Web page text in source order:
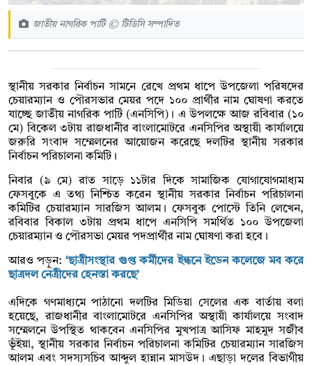
জাতীয় নাগরিক পার্টি © টিডিসি সম্পাদিত
স্থানীয় সরকার নির্বাচন সামনে রেখে প্রথম ধাপে উপজেলা পরিষদের
চেয়ারম্যান ও পৌরসভার মেয়র পদে ১০০ প্রার্থীর নাম ঘোষণা করতে
যাচ্ছে জাতীয় নাগরিক পার্টি (এনসিপি)। এ উপলক্ষে আজ রবিবার (১০
মে) বিকেল ৩টায় রাজধানীর বাংলামোটরে এনসিপির অস্থায়ী কার্যালয়ে
জরুরি সংবাদ সম্মেলনের আয়োজন করেছে দলটির স্থানীয় সরকার
নির্বাচন পরিচালনা কমিটি।
নিবার (৯ মে) রাত সাড়ে ১১টার দিকে সামাজিক যোগাযোগমাধ্যম
ফেসবুকে এ তথ্য নিশ্চিত করেন স্থানীয় সরকার নির্বাচন পরিচালনা
কমিটির চেয়ারম্যান সারজিস আলম। ফেসবুক পোস্টে তিনি লেখেন,
রবিবার বিকাল ৩টায় প্রথম ধাপে এনসিপি সমর্থিত ১০০ উপজেলা
চেয়ারম্যান ও পৌরসভা মেয়র পদপ্রার্থীর নাম ঘোষণা করা হবে।
আরও পড়ুন:‘ছাত্রীসংস্থার গুপ্ত কর্মীদের ইন্ধনে ইডেন কলেজে মব করে
ছাত্রদল নেত্রীদের হেনস্তা করছে’
এদিকে গণমাধ্যমে পাঠানো দলটির মিডিয়া সেলের এক বার্তায় বলা
হয়েছে, রাজধানীর বাংলামোটরে এনসিপির অস্থায়ী কার্যালয়ে সংবাদ
সম্মেলনে উপস্থিত থাকবেন এনসিপির মুখপাত্র আসিফ মাহমুদ সজীব
ভূঁইয়া, স্থানীয় সরকার নির্বাচন পরিচালনা কমিটির চেয়ারম্যান সারজিস
আলম এবং সদস্যসচিব আব্দুল হান্নান মাসউদ। এছাড়া দলের বিভাগীয়